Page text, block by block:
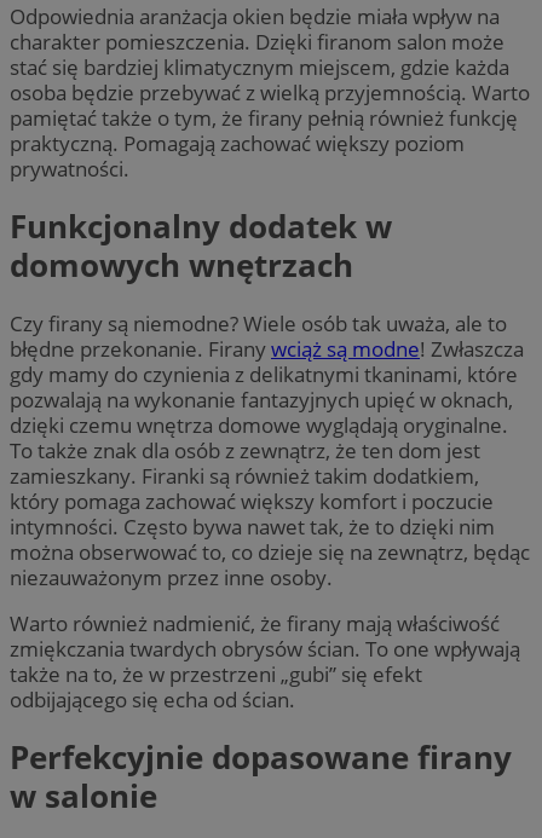
Odpowiednia aranżacja okien będzie miała wpływ na
charakter pomieszczenia. Dzięki firanom salon może
stać się bardziej klimatycznym miejscem, gdzie każda
osoba będzie przebywać z wielką przyjemnością. Warto
pamiętać także o tym, że firany pełnią również funkcję
praktyczną. Pomagają zachować większy poziom
prywatności.
Funkcjonalny dodatek w
domowych wnętrzach
Czy firany są niemodne? Wiele osób tak uważa, ale to
błędne przekonanie. Firanywciąż są modne! Zwłaszcza
gdy mamy do czynienia z delikatnymi tkaninami, które
pozwalają na wykonanie fantazyjnych upięć w oknach,
dzięki czemu wnętrza domowe wyglądają oryginalne.
To także znak dla osób z zewnątrz, że ten dom jest
zamieszkany. Firanki są również takim dodatkiem,
który pomaga zachować większy komfort i poczucie
intymności. Często bywa nawet tak, że to dzięki nim
można obserwować to, co dzieje się na zewnątrz, będąc
niezauważonym przez inne osoby.
Warto również nadmienić, że firany mają właściwość
zmiękczania twardych obrysów ścian. To one wpływają
także na to, że w przestrzeni „gubi” się efekt
odbijającego się echa od ścian.
Perfekcyjnie dopasowane firany
w salonie